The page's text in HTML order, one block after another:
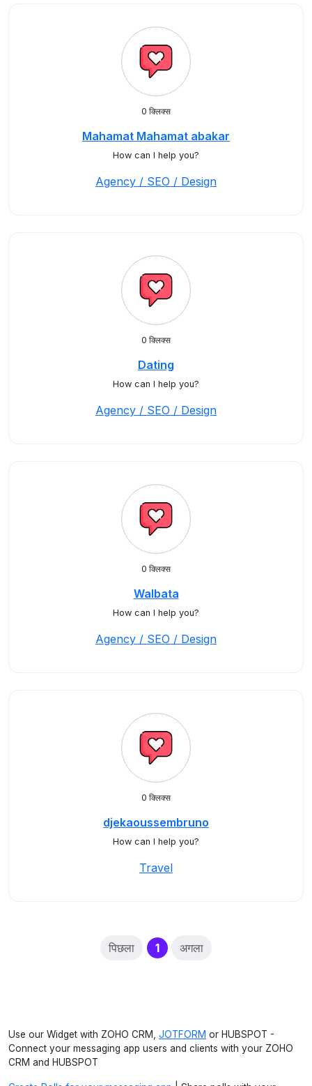
0 क्लिक्स
Mahamat Mahamat abakar
How can I help you?
Agency / SEO / Design
0 क्लिक्स
Dating
How can I help you?
Agency / SEO / Design
0 क्लिक्स
Walbata
How can I help you?
Agency / SEO / Design
0 क्लिक्स
djekaoussembruno
How can I help you?
Travel
पिछला 1(current)
अगला
Use our Widget with ZOHO CRM, JOTFORM or HUBSPOT -
Connect your messaging app users and clients with your ZOHO
CRM and HUBSPOT